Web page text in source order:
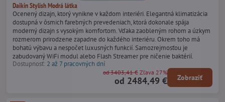
Daikin Stylish Modrá látka
Ocenený dizajn, ktorý vynikne v každom interiéri. Elegantná klimatizácia
dostupná v ôsmich farebných prevedeniach, ktorá dokonale spája
moderný dizajn s vysokým komfortom. Vďaka zaobleným rohom a úzkym
rozmerom prirodzene zapadne do každého interiéru. Okrem toho má
bohatú výbavu a nespočet luxusných funkcií. Samozrejmosťou je
zabudovaný WiFi modul alebo Flash Streamer pre ničenie baktérií.
Dostupnosť: 2 až 7 pracovných dní
od 2484,49 €
od 3403,41 € Zľava 27%
Zobraziť